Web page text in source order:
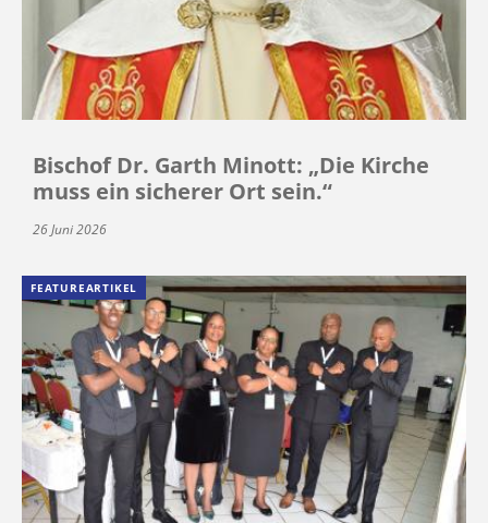
Bischof Dr. Garth Minott: „Die Kirche
muss ein sicherer Ort sein.“
26 Juni 2026
FEATUREARTIKEL